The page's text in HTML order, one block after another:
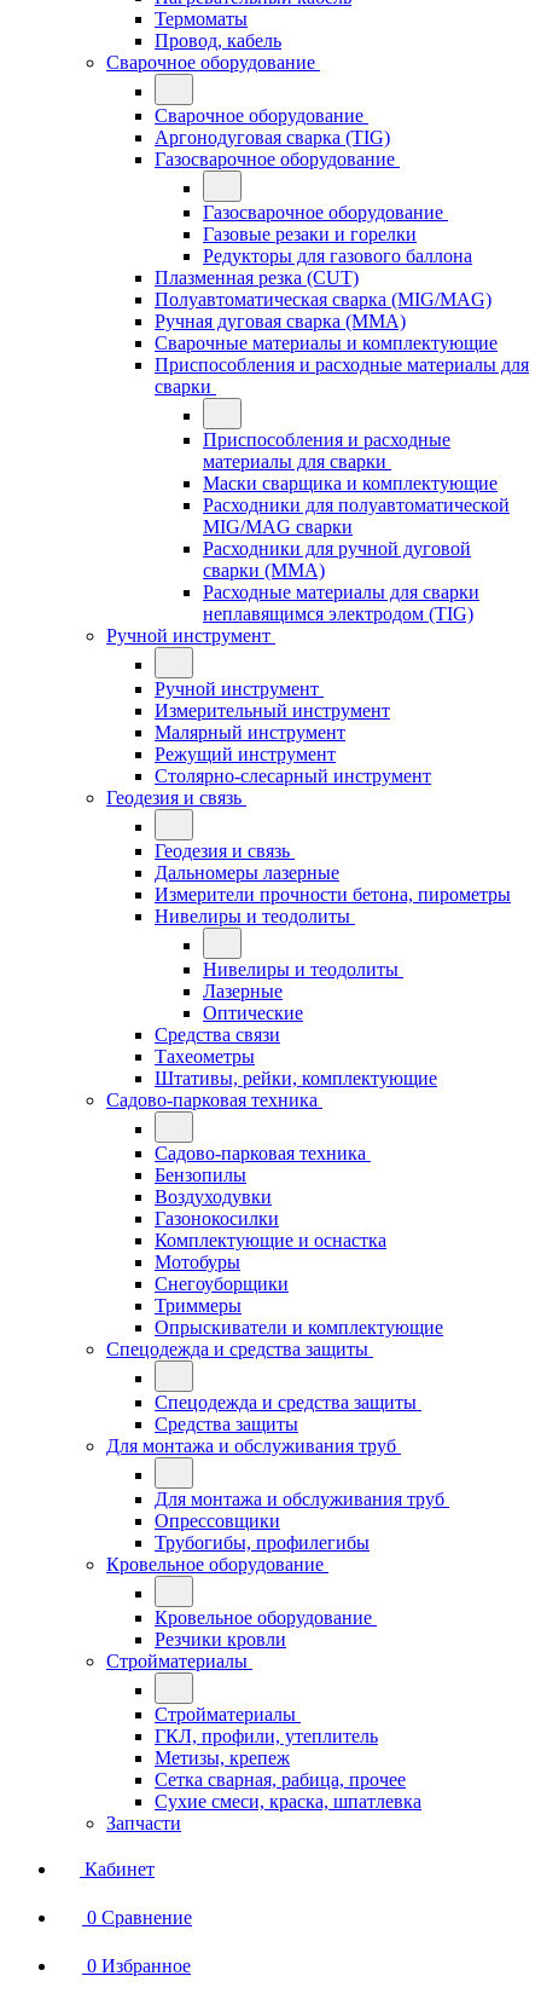
Термоматы
Провод, кабель
Сварочное оборудование
Сварочное оборудование
Аргонодуговая сварка (TIG)
Газосварочное оборудование
Газосварочное оборудование
Газовые резаки и горелки
Редукторы для газового баллона
Плазменная резка (CUT)
Полуавтоматическая сварка (MIG/MAG)
Ручная дуговая сварка (MMA)
Сварочные материалы и комплектующие
Приспособления и расходные материалы для
сварки
Приспособления и расходные
материалы для сварки
Маски сварщика и комплектующие
Расходники для полуавтоматической
MIG/MAG сварки
Расходники для ручной дуговой
сварки (MMA)
Расходные материалы для сварки
неплавящимся электродом (TIG)
Ручной инструмент
Ручной инструмент
Измерительный инструмент
Малярный инструмент
Режущий инструмент
Столярно-слесарный инструмент
Геодезия и связь
Геодезия и связь
Дальномеры лазерные
Измерители прочности бетона, пирометры
Нивелиры и теодолиты
Нивелиры и теодолиты
Лазерные
Оптические
Средства связи
Тахеометры
Штативы, рейки, комплектующие
Садово-парковая техника
Садово-парковая техника
Бензопилы
Воздуходувки
Газонокосилки
Комплектующие и оснастка
Мотобуры
Снегоуборщики
Триммеры
Опрыскиватели и комплектующие
Спецодежда и средства защиты
Спецодежда и средства защиты
Средства защиты
Для монтажа и обслуживания труб
Для монтажа и обслуживания труб
Опрессовщики
Трубогибы, профилегибы
Кровельное оборудование
Кровельное оборудование
Резчики кровли
Стройматериалы
Стройматериалы
ГКЛ, профили, утеплитель
Метизы, крепеж
Сетка сварная, рабица, прочее
Сухие смеси, краска, шпатлевка
Запчасти
Кабинет
0 Сравнение
0 Избранное